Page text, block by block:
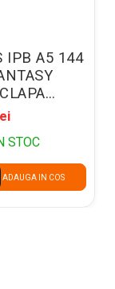
IPB A5 144
STOC
ADAUGA IN COS